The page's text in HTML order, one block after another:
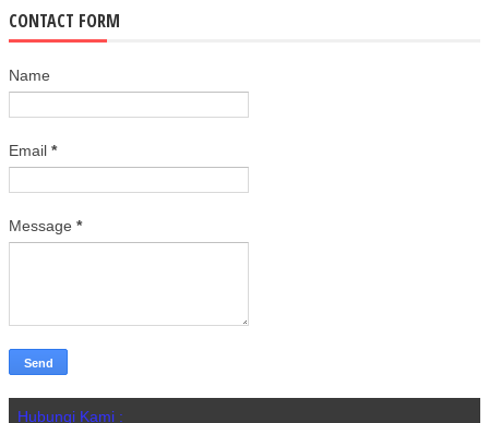
CONTACT FORM
Name
Email *
Message *
Hubungi Kami :